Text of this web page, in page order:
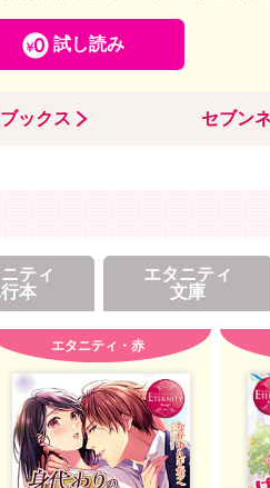
試し読み
ックス セブン
ティ
本
エタニティ
文庫
エタニティ・赤